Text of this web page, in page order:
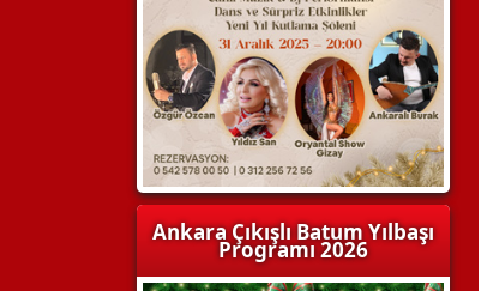
Ankara Çıkışlı Batum Yılbaşı
Programı 2026